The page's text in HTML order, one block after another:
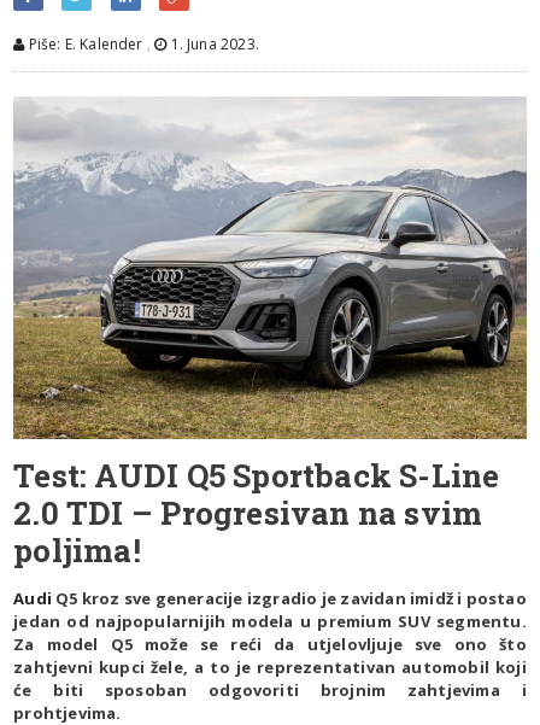
Piše: E. Kalender , 1. Juna 2023.
Test: AUDI Q5 Sportback S-Line
2.0 TDI – Progresivan na svim
poljima!
Audi Q5 kroz sve generacije izgradio je zavidan imidž i postao
jedan od najpopularnijih modela u premium SUV segmentu.
Za model Q5 može se reći da utjelovljuje sve ono što
zahtjevni kupci žele, a to je reprezentativan automobil koji
će biti sposoban odgovoriti brojnim zahtjevima i
prohtjevima.